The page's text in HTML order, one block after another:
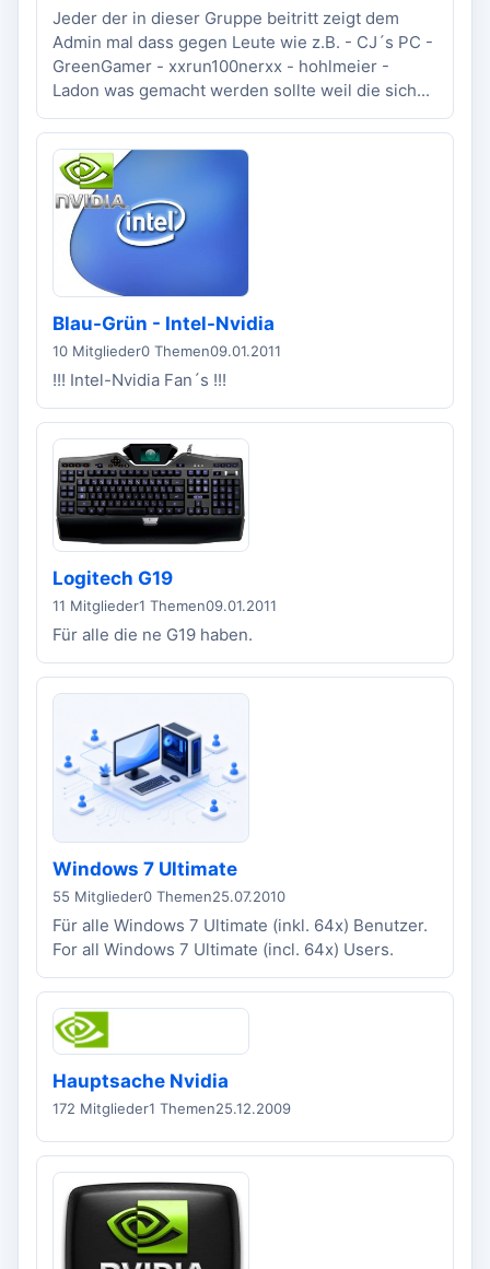
Jeder der in dieser Gruppe beitritt zeigt dem
Admin mal dass gegen Leute wie z.B. - CJ´s PC -
GreenGamer - xxrun100nerxx - hohlmeier -
Ladon was gemacht werden sollte weil die sich...
Blau-Grün - Intel-Nvidia
10 Mitglieder0 Themen09.01.2011
!!! Intel-Nvidia Fan´s !!!
Logitech G19
11 Mitglieder1 Themen09.01.2011
Für alle die ne G19 haben.
Windows 7 Ultimate
55 Mitglieder0 Themen25.07.2010
Für alle Windows 7 Ultimate (inkl. 64x) Benutzer.
For all Windows 7 Ultimate (incl. 64x) Users.
Hauptsache Nvidia
172 Mitglieder1 Themen25.12.2009